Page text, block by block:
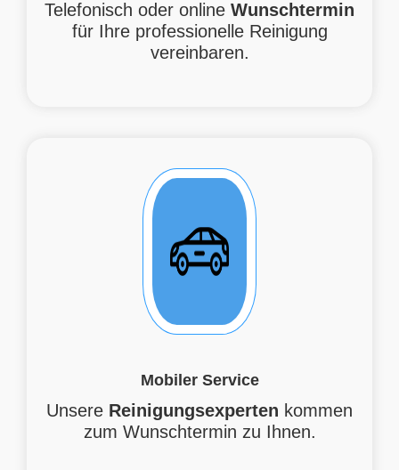
Telefonisch oder online Wunschtermin
für Ihre professionelle Reinigung
vereinbaren.
Mobiler Service
Unsere Reinigungsexperten kommen
zum Wunschtermin zu Ihnen.